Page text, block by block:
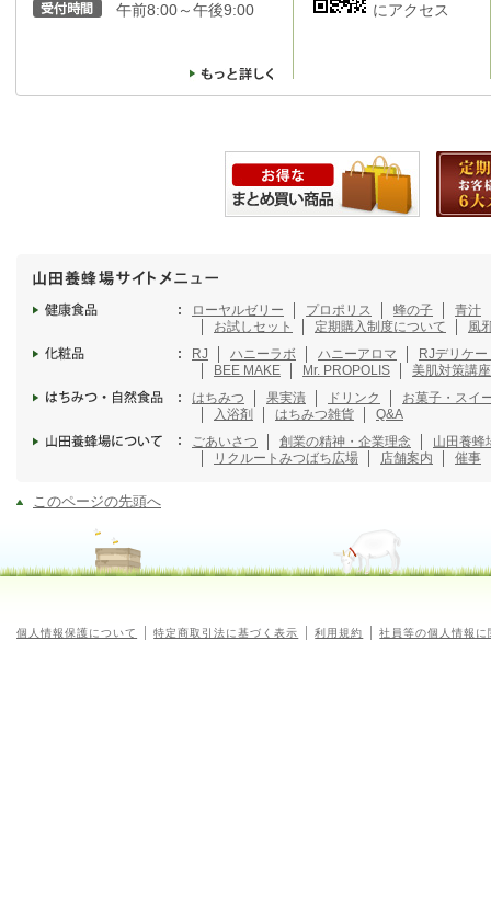
午前8:00～午後9:00
にアクセス
ローヤルゼリー プロポリス 蜂の子
青汁
お試しセット
定期購入制度について
風
RJ
ハニーラボ ハニーアロマ
RJデリケ
BEE MAKE
Mr. PROPOLIS
美肌対策講座
はちみつ
果実漬 ドリンク
お菓子・スイ
入浴剤
はちみつ雑貨
Q&A
ごあいさつ
創業の精神・企業理念
山田養蜂
リクルート みつばち広場 店舗案内 催事
このページの先頭へ
個人情報保護について 特定商取引法に基づく表示 利用規約 社員等の個人情報